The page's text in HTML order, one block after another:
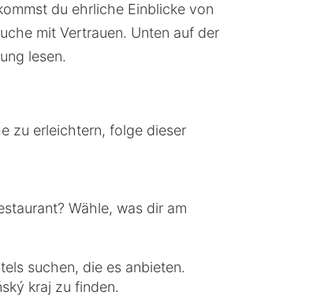
du ehrliche Einblicke von
mit Vertrauen. Unten auf der
lesen.
zu erleichtern, folge dieser
Wähle, was dir am
suchen, die es anbieten.
kraj zu finden.